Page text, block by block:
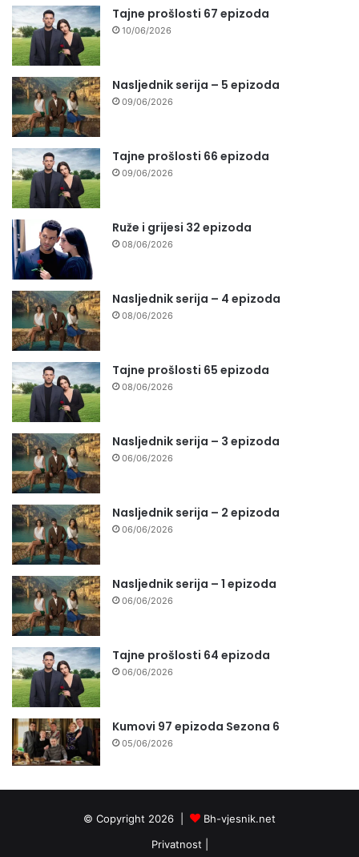
Tajne prošlosti 67 epizoda
10/06/2026
Nasljednik serija – 5 epizoda
09/06/2026
Tajne prošlosti 66 epizoda
09/06/2026
Ruže i grijesi 32 epizoda
08/06/2026
Nasljednik serija – 4 epizoda
08/06/2026
Tajne prošlosti 65 epizoda
08/06/2026
Nasljednik serija – 3 epizoda
06/06/2026
Nasljednik serija – 2 epizoda
06/06/2026
Nasljednik serija – 1 epizoda
06/06/2026
Tajne prošlosti 64 epizoda
06/06/2026
Kumovi 97 epizoda Sezona 6
05/06/2026
© Copyright 2026 |
Bh-vjesnik.net
Privatnost